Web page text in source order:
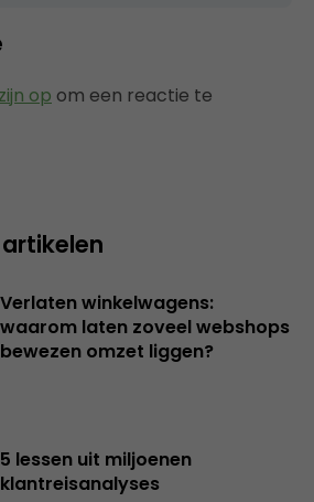
op om een reactie te
Verlaten winkelwagens:
waarom laten zoveel webshops
bewezen omzet liggen?
5 lessen uit miljoenen
klantreisanalyses